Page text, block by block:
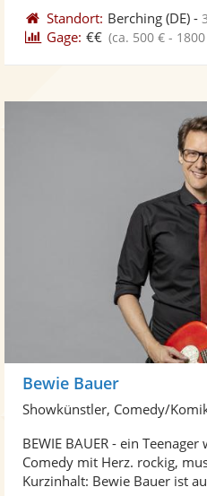
Standort: Berching (DE) -
Gage: €€ (ca. 500 € -
Bewie Bauer
Showkünstler, Comedy/
BEWIE BAUER - ein
Comedy mit Herz. rockig,
Kurzinhalt: Bewie Bauer ist